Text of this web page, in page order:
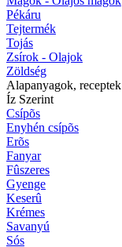
Pékáru
Tejtermék
Tojás
Zsírok - Olajok
Zöldség
Alapanyagok, receptek
Íz Szerint
Csípõs
Enyhén csípõs
Erõs
Fanyar
Fûszeres
Gyenge
Keserû
Krémes
Savanyú
Sós